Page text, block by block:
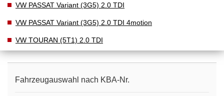
VW PASSAT Variant (3G5) 2.0 TDI
VW PASSAT Variant (3G5) 2.0 TDI 4motion
VW TOURAN (5T1) 2.0 TDI
Fahrzeugauswahl nach KBA-Nr.